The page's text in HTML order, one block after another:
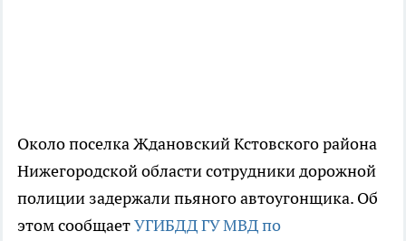
Около поселка Ждановский Кстовского района
Нижегородской области сотрудники дорожной
полиции задержали пьяного автоугонщика. Об
этом сообщаетУГИБДД ГУ МВД по